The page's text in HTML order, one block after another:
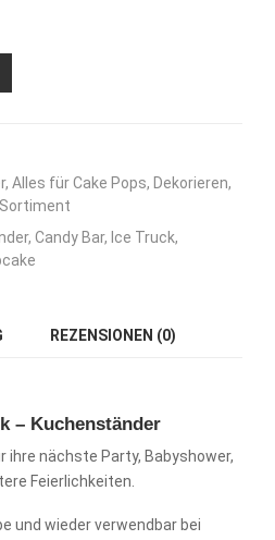
, Alles für Cake Pops, Dekorieren,
, Candy Bar, Ice Truck,
REZENSIONEN (0)
– Kuchenständer
ihre nächste Party, Babyshower,
Feierlichkeiten.
und wieder verwendbar bei